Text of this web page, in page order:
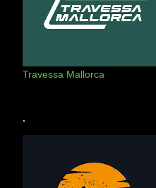
Travessa Mallorca
.